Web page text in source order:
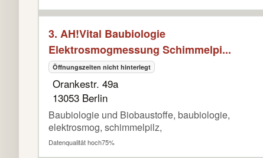
3. AH!Vital Baubiologie
Elektrosmogmessung Schimmelpi...
Öffnungszeiten nicht hinterlegt
Orankestr. 49a
13053 Berlin
Baubiologie und Biobaustoffe, baubiologie,
elektrosmog, schimmelpilz,
Datenqualität hoch75%